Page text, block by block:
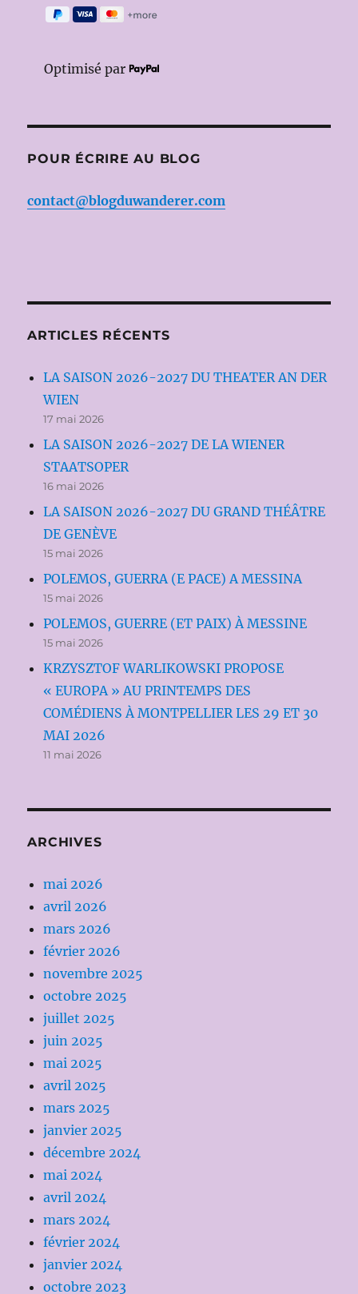
Optimisé par
POUR ÉCRIRE AU BLOG
contact@blogduwanderer.com
ARTICLES RÉCENTS
LA SAISON 2026-2027 DU THEATER AN DER
WIEN
17 mai 2026
LA SAISON 2026-2027 DE LA WIENER
STAATSOPER
16 mai 2026
LA SAISON 2026-2027 DU GRAND THÉÂTRE
DE GENÈVE
15 mai 2026
POLEMOS, GUERRA (E PACE) A MESSINA
15 mai 2026
POLEMOS, GUERRE (ET PAIX) À MESSINE
15 mai 2026
KRZYSZTOF WARLIKOWSKI PROPOSE
« EUROPA » AU PRINTEMPS DES
COMÉDIENS À MONTPELLIER LES 29 ET 30
MAI 2026
11 mai 2026
ARCHIVES
mai 2026
avril 2026
mars 2026
février 2026
novembre 2025
octobre 2025
juillet 2025
juin 2025
mai 2025
avril 2025
mars 2025
janvier 2025
décembre 2024
mai 2024
avril 2024
mars 2024
février 2024
janvier 2024
octobre 2023